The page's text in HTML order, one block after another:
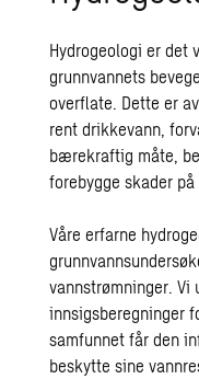
Hydrogeologi er det
grunnvannets
overflate. Dette er
rent drikkevann,
bærekraftig måte,
forebygge skader
Våre erfarne
vannstrømninger.
innsigsberegninger
samfunnet får den
beskytte sine